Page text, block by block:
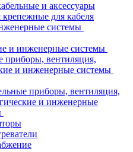
и аксессуары
крепежные для кабеля
системы
и инженерные системы
приборы, вентиляция,
и инженерные системы
приборы, вентиляция,
и инженерные